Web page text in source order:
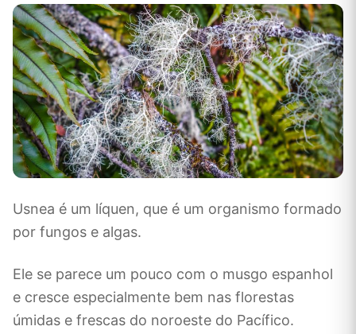
Usnea é um líquen, que é um organismo formado
por fungos e algas.
Ele se parece um pouco com o musgo espanhol
e cresce especialmente bem nas florestas
úmidas e frescas do noroeste do Pacífico.